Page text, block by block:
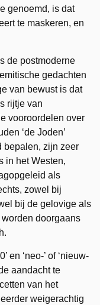
genoemd, is dat
te maskeren, en
de postmoderne
gedachten
van bewust is dat
rijtje van
vooroordelen over
‘de Joden’
bepalen, zijn zeer
in het Westen,
als
zowel bij
bij de gelovige als
doorgaans
en ‘neo-’ of ‘nieuw-
aandacht te
van het
weigerachtig